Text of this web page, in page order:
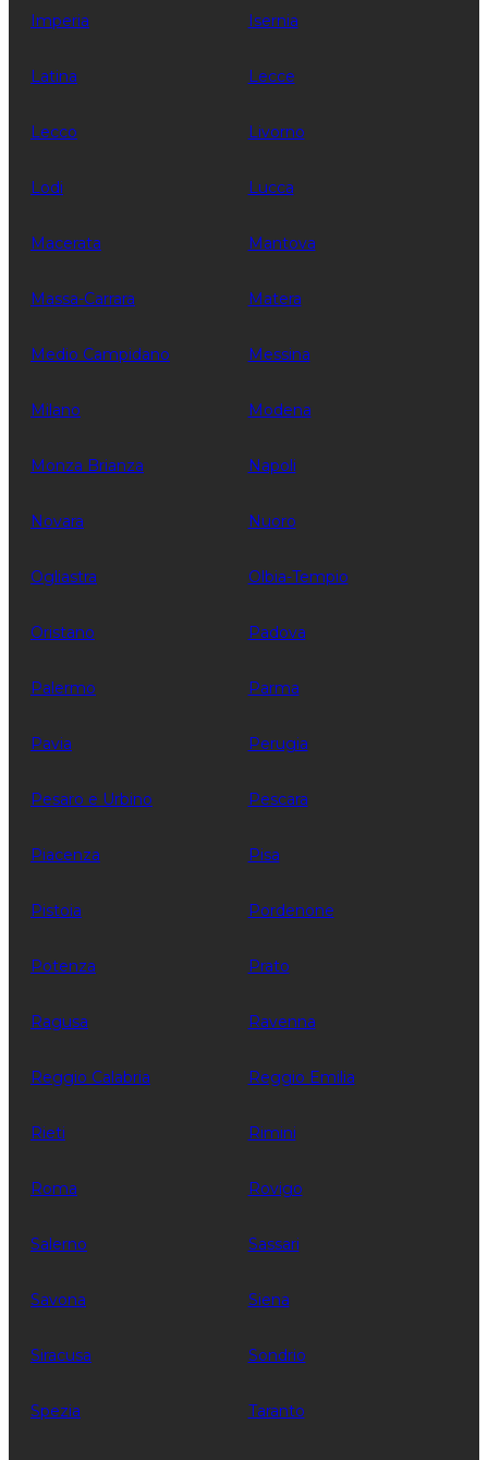
Imperia Isernia
Latina Lecce
Lecco Livorno
Lodi Lucca
Macerata Mantova
Massa-Carrara Matera
Medio Campidano Messina
Milano Modena
Monza Brianza Napoli
Novara Nuoro
Ogliastra Olbia-Tempio
Oristano Padova
Palermo Parma
Pavia Perugia
Pesaro e Urbino Pescara
Piacenza Pisa
Pistoia Pordenone
Potenza Prato
Ragusa Ravenna
Reggio Calabria Reggio Emilia
Rieti Rimini
Roma Rovigo
Salerno Sassari
Savona Siena
Siracusa Sondrio
Spezia Taranto